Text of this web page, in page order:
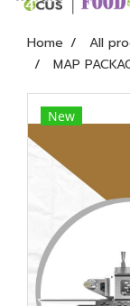
Home All
MAP
New